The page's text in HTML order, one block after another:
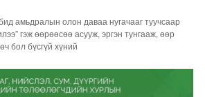
амьдралын олон даваа нугачааг туучсаар
гэж өөрөөсөө асууж, эргэн тунгааж, өөр
бол бүсгүй хүний